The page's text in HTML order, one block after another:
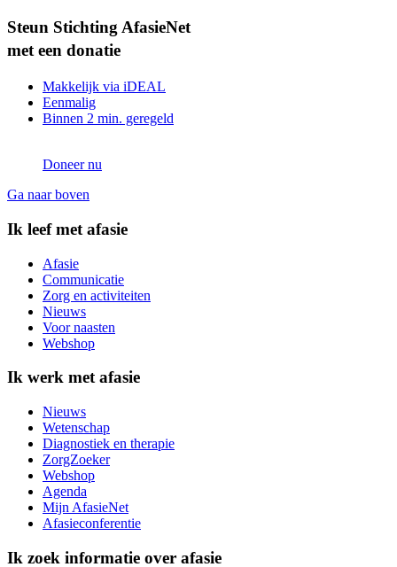
Steun Stichting AfasieNet
met een donatie
Makkelijk via iDEAL
Eenmalig
Binnen 2 min. geregeld
Doneer nu
Ga naar boven
Ik leef met afasie
Afasie
Communicatie
Zorg en activiteiten
Nieuws
Voor naasten
Webshop
Ik werk met afasie
Nieuws
Wetenschap
Diagnostiek en therapie
ZorgZoeker
Webshop
Agenda
Mijn AfasieNet
Afasieconferentie
Ik zoek informatie over afasie